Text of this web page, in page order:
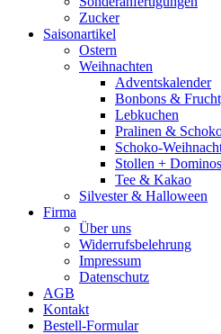
Zucker
Saisonartikel
Ostern
Weihnachten
Adventskalender
Bonbons &
Lebkuchen
Pralinen &
Schoko-
Stollen +
Tee & Kakao
Silvester & Halloween
Firma
Über uns
Widerrufsbelehrung
Impressum
Datenschutz
AGB
Kontakt
Bestell-Formular